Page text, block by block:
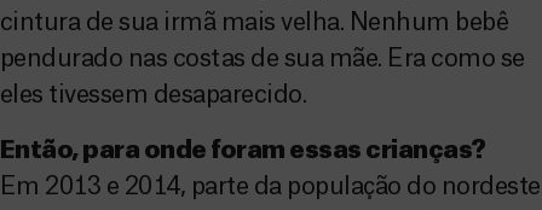
cintura de sua irmã mais velha. Nenhum bebê
pendurado nas costas de sua mãe. Era como se
eles tivessem desaparecido.
Então, para onde foram essas crianças?
Em 2013 e 2014, parte da população do nordeste